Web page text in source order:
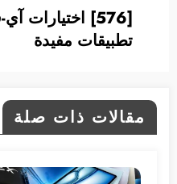
[576] اختيارات
تطبيقات مفيدة
مقالات ذات صلة